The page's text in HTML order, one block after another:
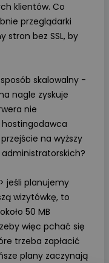
klientów. Co
przeglądarki
stron bez SSL, by
skalowalny -
nagle zyskuje
nie
na wyższy
jeśli planujemy
wizytówkę, to
50 MB
więc pchać się
trzeba zapłacić
plany zaczynają